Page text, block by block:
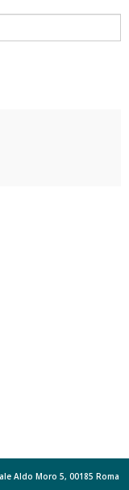
Aldo Moro 5, 00185 Roma